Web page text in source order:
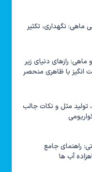
نگهداری، تکثیر
ماهی: رازهای دنیای زیر
با ظاهری منحصر
تولید مثل و نکات جالب
راهنمای جامع
آب ها